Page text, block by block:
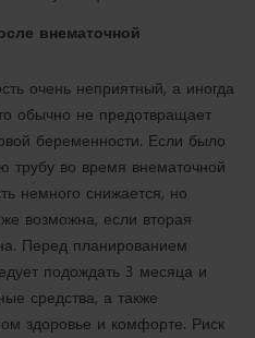
внематочной
очень неприятный, а иногда
обычно не предотвращает
беременности. Если было
трубу во время внематочной
немного снижается, но
возможна, если вторая
Перед планированием
подождать 3 месяца и
средства, а также
здоровье и комфорте. Риск